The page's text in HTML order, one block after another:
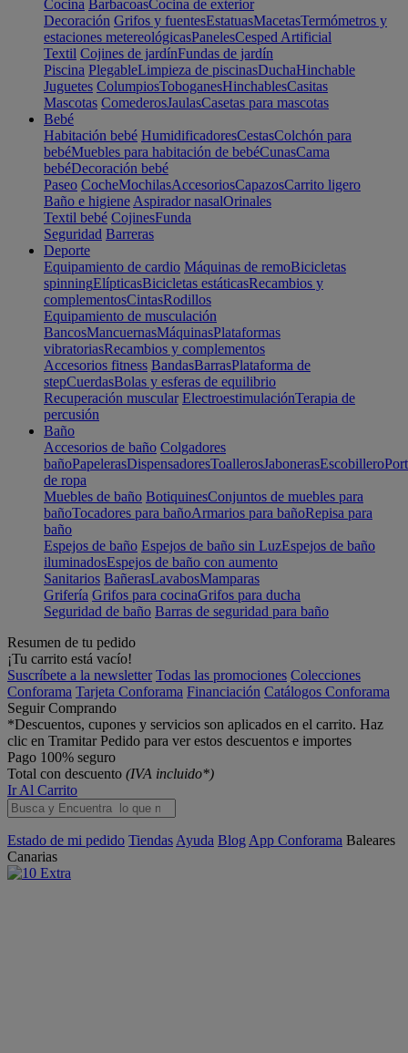
Cocina BarbacoasCocina de exterior
Decoración Grifos y fuentesEstatuasMacetasTermómetros y
estaciones metereológicasPanelesCesped Artificial
Textil Cojines de jardínFundas de jardín
Piscina PlegableLimpieza de piscinasDuchaHinchable
Juguetes ColumpiosToboganesHinchablesCasitas
Mascotas ComederosJaulasCasetas para mascotas
Bebé
Habitación bebé HumidificadoresCestasColchón para
bebéMuebles para habitación de bebéCunasCama
bebéDecoración bebé
Paseo CocheMochilasAccesoriosCapazosCarrito ligero
Baño e higiene Aspirador nasalOrinales
Textil bebé CojinesFunda
Seguridad Barreras
Deporte
Equipamiento de cardio Máquinas de remoBicicletas
spinningElípticasBicicletas estáticasRecambios y
complementosCintasRodillos
Equipamiento de musculación
BancosMancuernasMáquinasPlataformas
vibratoriasRecambios y complementos
Accesorios fitness BandasBarrasPlataforma de
stepCuerdasBolas y esferas de equilibrio
Recuperación muscular ElectroestimulaciónTerapia de
percusión
Baño
Accesorios de baño Colgadores
bañoPapelerasDispensadoresToallerosJabonerasEscobillero
de ropa
Muebles de baño BotiquinesConjuntos de muebles para
bañoTocadores para bañoArmarios para bañoRepisa para
baño
Espejos de baño Espejos de baño sin LuzEspejos de baño
iluminadosEspejos de baño con aumento
Sanitarios BañerasLavabosMamparas
Grifería Grifos para cocinaGrifos para ducha
Seguridad de baño Barras de seguridad para baño
Resumen de tu pedido
¡Tu carrito está vacío!
Suscríbete a la newsletter Todas las promociones Colecciones
Conforama Tarjeta Conforama Financiación Catálogos Conforama
Seguir Comprando
*Descuentos, cupones y servicios son aplicados en el carrito. Haz
clic en Tramitar Pedido para ver estos descuentos e importes
Pago 100% seguro
Total con descuento (IVA incluido*)
Ir Al Carrito
Estado de mi pedido Tiendas Ayuda Blog App Conforama Baleares
Canarias